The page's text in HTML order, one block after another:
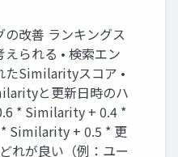
改善 ランキングス
られる • 検索エン
たSimilarityスコア •
と更新日時のハ
* Similarity + 0.4 *
Similarity + 0.5 * 更
れが良い（例：ユー